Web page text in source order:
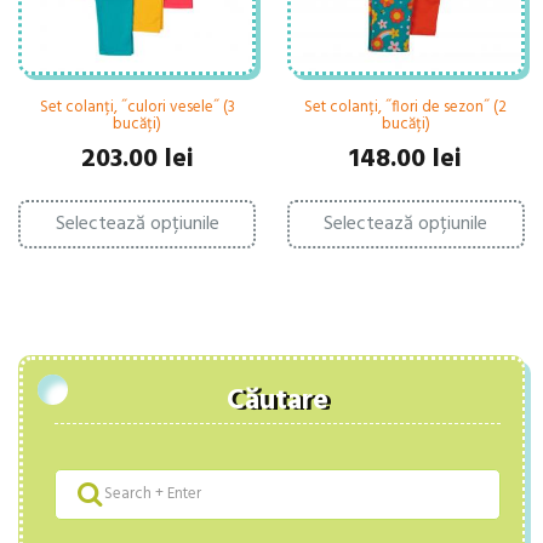
produsului.
Set colanți, ˝culori vesele˝ (3
bucăți)
203.00 lei
Selectează opțiunile
Acest
produs
are
pot
alese
în
Set colanți, ˝flori de sezon˝ (2
bucăți)
148.00 lei
Selectează opțiunile
fi
în
Căutare